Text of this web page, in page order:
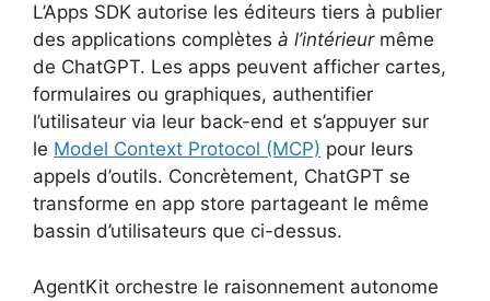
L’Apps SDK autorise les éditeurs tiers à publier
des applications complètes à l’intérieurmême
de ChatGPT. Les apps peuvent afficher cartes,
formulaires ou graphiques, authentifier
l’utilisateur via leur back-end et s’appuyer sur
le Model Context Protocol (MCP) pour leurs
appels d’outils. Concrètement, ChatGPT se
transforme en app store partageant le même
bassin d’utilisateurs que ci-dessus.
AgentKit orchestre le raisonnement autonome